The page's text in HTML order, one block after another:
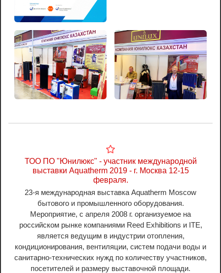
ТОО ПО "Юнилюкс" - участник международной
выставки Aquatherm 2019 - г. Москва 12-15
февраля.
23-я международная выставка Aquatherm Moscow
бытового и промышленного оборудования.
Мероприятие, с апреля 2008 г. организуемое на
российском рынке компаниями Reed Exhibitions и ITE,
является ведущим в индустрии отопления,
кондиционирования, вентиляции, систем подачи воды и
санитарно-технических нужд по количеству участников,
посетителей и размеру выставочной площади.